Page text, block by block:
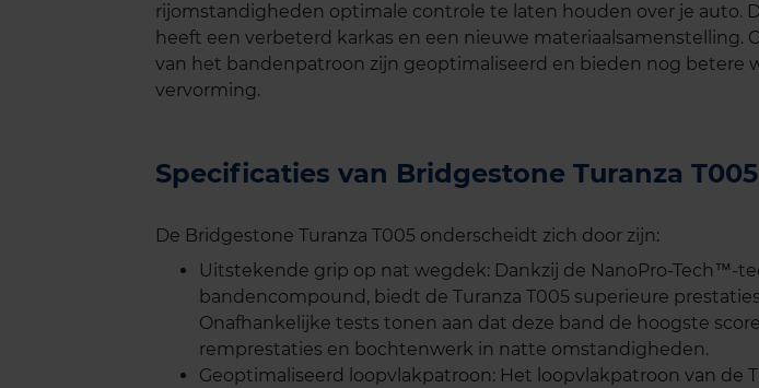
rijomstandigheden optimale controle te laten houden over je auto.
heeft een verbeterd karkas en een nieuwe materiaalsamenstelling.
van het bandenpatroon zijn geoptimaliseerd en bieden nog betere
vervorming.
Specificaties van Bridgestone Turanza
De Bridgestone Turanza T005 onderscheidt zich door zijn:
Uitstekende grip op nat wegdek: Dankzij de NanoPro-Tech™-
bandencompound, biedt de Turanza T005 superieure
Onafhankelijke tests tonen aan dat deze band de hoogste
remprestaties en bochtenwerk in natte omstandigheden.
Geoptimaliseerd loopvlakpatroon: Het loopvlakpatroon van de